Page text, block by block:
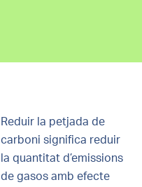
Reduir la petjada de
carboni significa reduir
la quantitat d’emissions
de gasos amb efecte